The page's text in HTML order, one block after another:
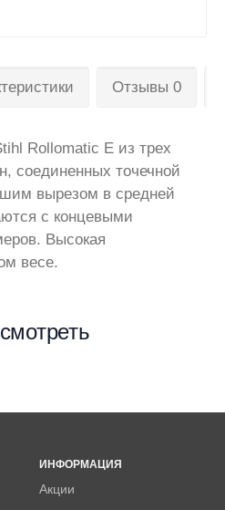
Отзывы 0
Rollomatic E из трех
соединенных точечной
вырезом в средней
с концевыми
Высокая
весе.
ИНФОРМАЦИЯ
Акции